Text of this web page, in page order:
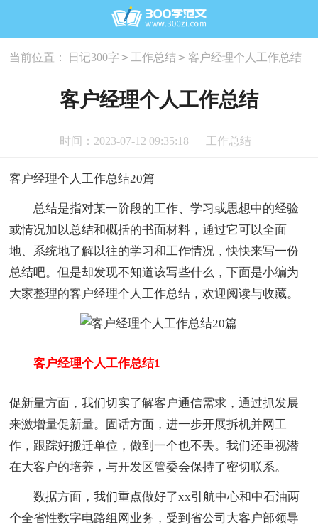
当前位置： 日记300字 > 工作总结 > 客户经理个人工作总结
客户经理个人工作总结
时间：2023-07-12 09:35:18 工作总结
客户经理个人工作总结20篇
总结是指对某一阶段的工作、学习或思想中的经验
或情况加以总结和概括的书面材料，通过它可以全面
地、系统地了解以往的学习和工作情况，快快来写一份
总结吧。但是却发现不知道该写些什么，下面是小编为
大家整理的客户经理个人工作总结，欢迎阅读与收藏。
客户经理个人工作总结1
促新量方面，我们切实了解客户通信需求，通过抓发展
来激增量促新量。固话方面，进一步开展拆机并网工
作，跟踪好搬迁单位，做到一个也不丢。我们还重视潜
在大客户的培养，与开发区管委会保持了密切联系。
数据方面，我们重点做好了xx引航中心和中石油两
个全省性数字电路组网业务，受到省公司大客户部领导